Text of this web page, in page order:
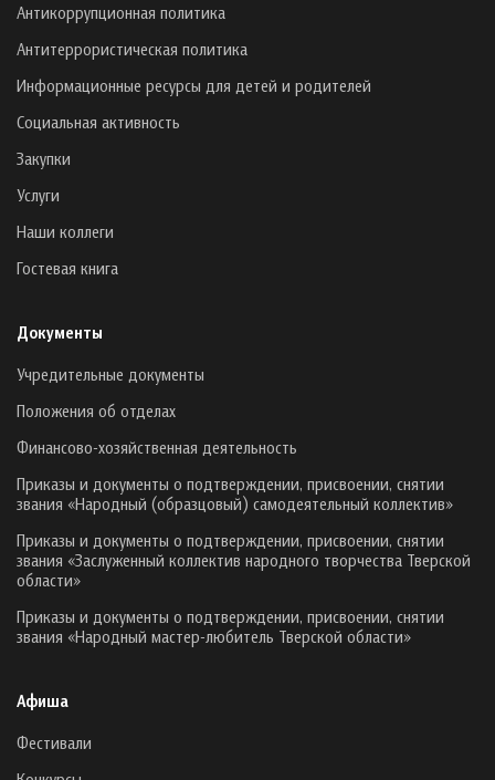
Антикоррупционная политика
Антитеррористическая политика
Информационные ресурсы для детей и родителей
Социальная активность
Закупки
Услуги
Наши коллеги
Гостевая книга
Документы
Учредительные документы
Положения об отделах
Финансово-хозяйственная деятельность
Приказы и документы о подтверждении, присвоении, снятии
звания «Народный (образцовый) самодеятельный коллектив»
Приказы и документы о подтверждении, присвоении, снятии
звания «Заслуженный коллектив народного творчества Тверской
области»
Приказы и документы о подтверждении, присвоении, снятии
звания «Народный мастер-любитель Тверской области»
Афиша
Фестивали